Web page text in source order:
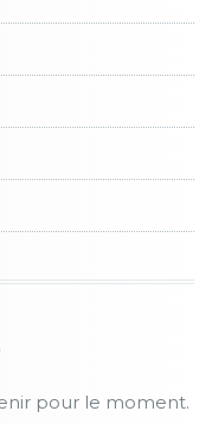
pour le moment.